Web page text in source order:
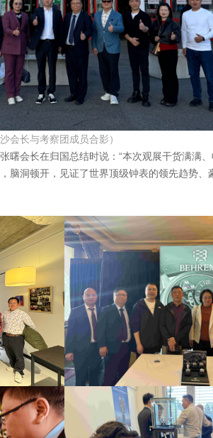
沙会长与考察团成员合影）
曙会长在归国总结时说：“本次观展干货满满
脑洞顿开，见证了世界顶级钟表的领先趋势、